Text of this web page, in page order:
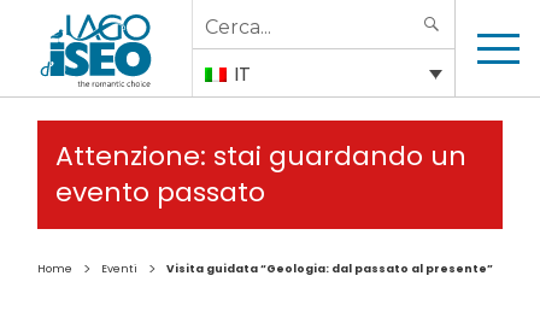
Search
for:
IT
Attenzione: stai guardando un
evento passato
Home > Eventi > Visita guidata “Geologia: dal passato al presente”